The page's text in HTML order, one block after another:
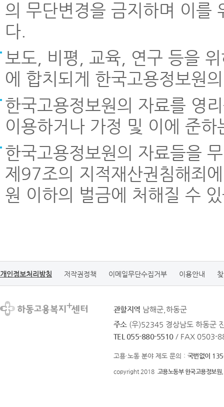
의 무단변경을 금지하며 이를
다.
보도, 비평, 교육, 연구 등을
에 합치되게 한국고용정보원
한국고용정보원의 자료를 영
이용하거나 가정 및 이에 준
한국고용정보원의 자료들을
제97조의 지적재산권침해죄
원 이하의 벌금에 처해질 수
개인정보처리방침 저작권정책 이메일무단수집거부 이용안내
관할지역 남해군,하동군
주소 (우)52345 경상남도 하동군
TEL 055-880-5510 / FAX 0503-
고용·노동 분야 제도 문의 : 국번없이
copyright 2018 고용노동부 한국고용정보원.